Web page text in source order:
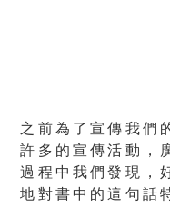
之前為了宣傳我們
許多的宣傳活動，
過程中我們發現，
地對書中的這句話